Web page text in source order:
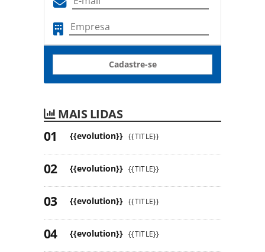
Cadastre-se
MAIS LIDAS
{{evolution}} {{TITLE}}
{{evolution}} {{TITLE}}
{{evolution}} {{TITLE}}
{{evolution}} {{TITLE}}